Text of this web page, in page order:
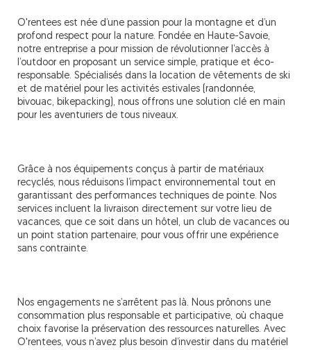
O'rentees est née d’une passion pour la montagne et d’un
profond respect pour la nature. Fondée en Haute-Savoie,
notre entreprise a pour mission de révolutionner l’accès à
l’outdoor en proposant un service simple, pratique et éco-
responsable. Spécialisés dans la location de vêtements de ski
et de matériel pour les activités estivales (randonnée,
bivouac, bikepacking), nous offrons une solution clé en main
pour les aventuriers de tous niveaux.
Grâce à nos équipements conçus à partir de matériaux
recyclés, nous réduisons l’impact environnemental tout en
garantissant des performances techniques de pointe. Nos
services incluent la livraison directement sur votre lieu de
vacances, que ce soit dans un hôtel, un club de vacances ou
un point station partenaire, pour vous offrir une expérience
sans contrainte.
Nos engagements ne s’arrêtent pas là. Nous prônons une
consommation plus responsable et participative, où chaque
choix favorise la préservation des ressources naturelles. Avec
O'rentees, vous n’avez plus besoin d’investir dans du matériel